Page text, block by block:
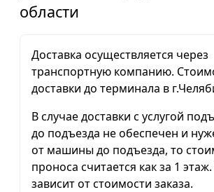
области
Доставка осуществляется через
транспортную компанию.
доставки до терминала в
В случае доставки с услугой
до подъезда не обеспечен и
от машины до подъезда, то
проноса считается как за 1
зависит от стоимости заказа.